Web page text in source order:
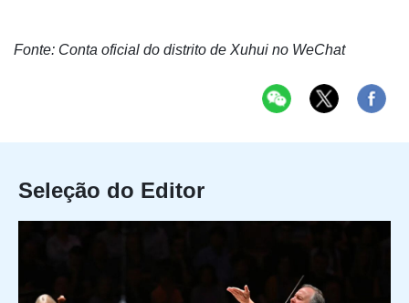
Fonte: Conta oficial do distrito de Xuhui no WeChat
Seleção do Editor